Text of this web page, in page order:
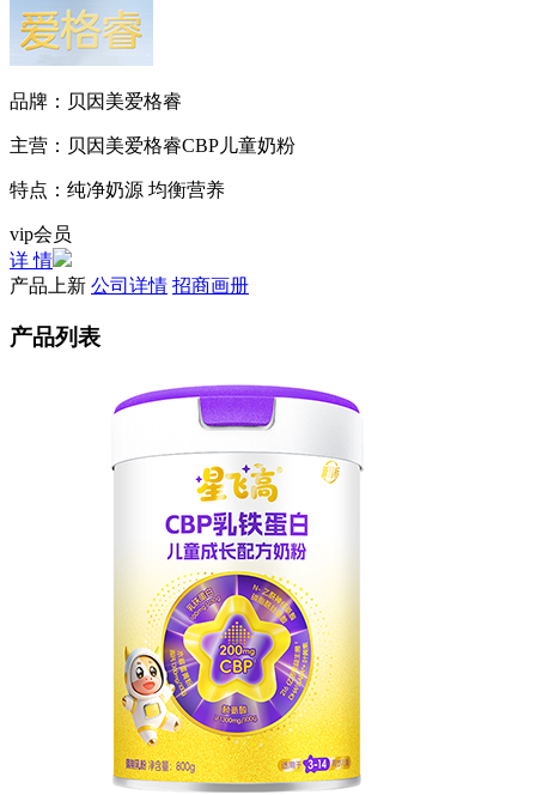
品牌： 贝因美爱格睿
主营： 贝因美爱格睿CBP儿童奶粉
特点： 纯净奶源 均衡营养
vip会员
详 情
产品上新 公司详情 招商画册
产品列表